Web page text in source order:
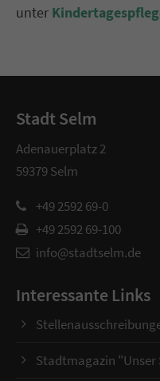
unter
Stadt Selm
Adenauerplatz 2
59379 Selm
+49 2592 69-0
+49 2592 69-100
info@stadtselm.de
Interessante Links
Stadtmagazin "Unser